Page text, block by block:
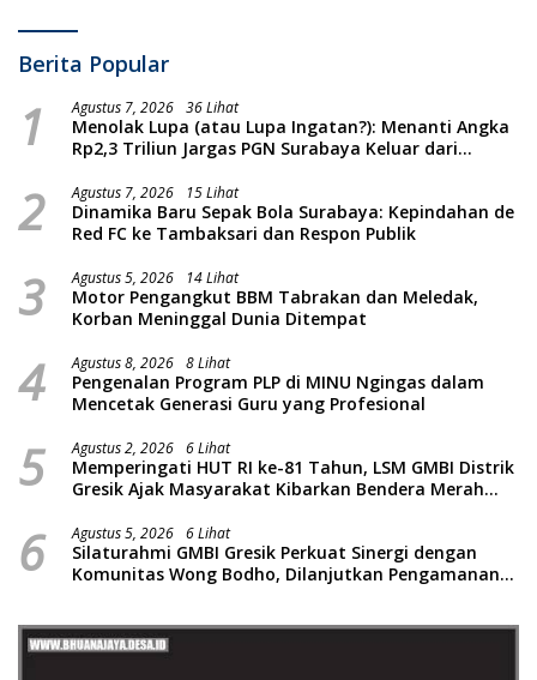
Berita Popular
1 Agustus 7, 2026 36 Lihat
Menolak Lupa (atau Lupa Ingatan?): Menanti Angka
Rp2,3 Triliun Jargas PGN Surabaya Keluar dari
2 Agustus 7, 2026 15 Lihat
Dinamika Baru Sepak Bola Surabaya: Kepindahan de
Red FC ke Tambaksari dan Respon Publik
3 Agustus 5, 2026 14 Lihat
Motor Pengangkut BBM Tabrakan dan Meledak,
Korban Meninggal Dunia Ditempat
4 Agustus 8, 2026 8 Lihat
Pengenalan Program PLP di MINU Ngingas dalam
Mencetak Generasi Guru yang Profesional
5 Agustus 2, 2026 6 Lihat
Memperingati HUT RI ke-81 Tahun, LSM GMBI Distrik
Gresik Ajak Masyarakat Kibarkan Bendera Merah
6 Agustus 5, 2026 6 Lihat
Silaturahmi GMBI Gresik Perkuat Sinergi dengan
Komunitas Wong Bodho, Dilanjutkan Pengamanan